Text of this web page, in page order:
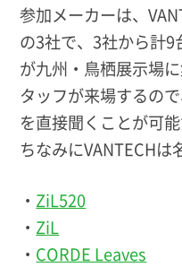
参加メーカーは、
の3社で、3社から計
が九州・鳥栖展示場
タッフが来場するの
を直接聞くことが可能
ちなみにVANTECH
・ ZiL520
・ ZiL
・ CORDE Leaves